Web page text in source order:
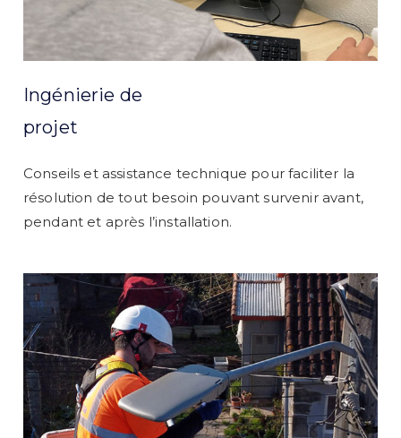
Ingénierie de
projet
Conseils et assistance technique pour faciliter la
résolution de tout besoin pouvant survenir avant,
pendant et après l’installation.